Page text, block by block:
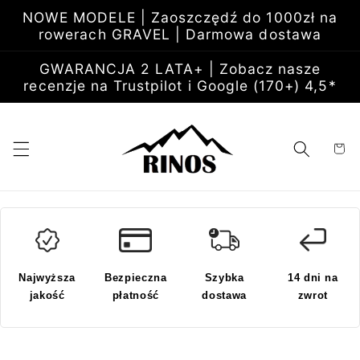
do
treści
NOWE MODELE | Zaoszczędź do 1000zł na
rowerach GRAVEL | Darmowa dostawa
GWARANCJA 2 LATA+ | Zobacz nasze
recenzje na Trustpilot i Google (170+) 4,5*
Koszyk
Najwyższa
jakość
Bezpieczna
płatność
Szybka
dostawa
14 dni na
zwrot